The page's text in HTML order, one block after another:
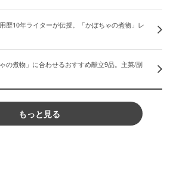
歴10年ライターが伝授。「かぼちゃの煮物」レ
ゃの煮物」に合わせるおすすめ献立9品。主菜/副
もっと見る